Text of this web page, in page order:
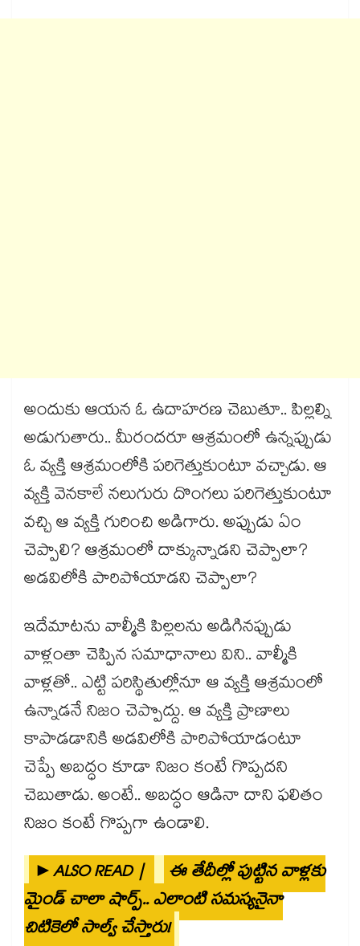
అందుకు ఆయన ఓ ఉదాహరణ చెబుతూ.. పిల్లల్ని
అడుగుతారు.. మీరందరూ ఆశ్రమంలో ఉన్నప్పుడు
ఓ వ్యక్తి ఆశ్రమంలోకి పరిగెత్తుకుంటూ వచ్చాడు. ఆ
వ్యక్తి వెనకాలే నలుగురు దొంగలు పరిగెత్తుకుంటూ
వచ్చి ఆ వ్యక్తి గురించి అడిగారు. అప్పుడు ఏం
చెప్పాలి? ఆశ్రమంలో దాక్కున్నాడని చెప్పాలా?
అడవిలోకి పారిపోయాడని చెప్పాలా?
ఇదేమాటను వాల్మీకి పిల్లలను అడిగినప్పుడు
వాళ్లంతా చెప్పిన సమాధానాలు విని.. వాల్మీకి
వాళ్లతో.. ఎట్టి పరిస్థితుల్లోనూ ఆ వ్యక్తి ఆశ్రమంలో
ఉన్నాడనే నిజం చెప్పొద్దు. ఆ వ్యక్తి ప్రాణాలు
కాపాడడానికి అడవిలోకి పారిపోయాడంటూ
చెప్పే అబద్ధం కూడా నిజం కంటే గొప్పదని
చెబుతాడు. అంటే.. అబద్ధం ఆడినా దాని ఫలితం
నిజం కంటే గొప్పగా ఉండాలి.
►ALSO READ |
ఈ తేదీల్లో పుట్టిన వాళ్లకు
మైండ్ చాలా షార్ప్.. ఎలాంటి సమస్యనైనా
చిటికెలో సాల్వ్ చేస్తారు!